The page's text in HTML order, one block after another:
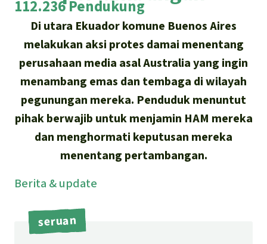
Hutan Hujan
Kawasan lindung
Mobil listrik
Hak-hak Alam
Biodiesel
Minyak Sawit
Deutsch
English
Español
Français
Italiano
112.236 Pendukung
Di utara Ekuador komune Buenos Aires
melakukan aksi protes damai menentang
perusahaan media asal Australia yang ingin
menambang emas dan tembaga di wilayah
pegunungan mereka. Penduduk menuntut
pihak berwajib untuk menjamin HAM mereka
dan menghormati keputusan mereka
menentang pertambangan.
Berita & update
seruan